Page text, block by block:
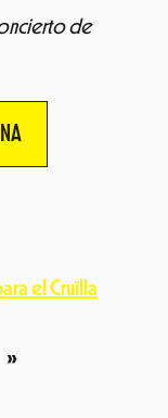
de
el Cruïlla
»